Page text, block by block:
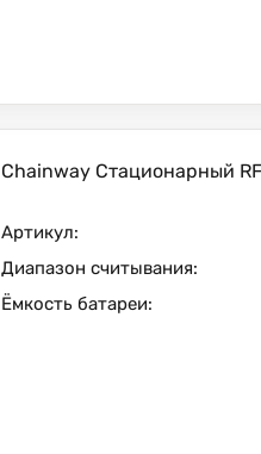
Chainway Стационарный
Артикул:
Диапазон считывания:
Ёмкость батареи: